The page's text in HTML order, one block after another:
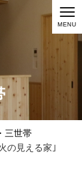
MENU
三世帯
の見える家｣